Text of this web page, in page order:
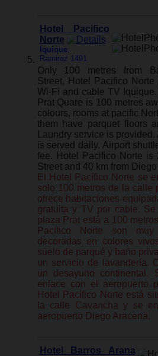
Hotel Pacifico
Norte
Iquique:
Ramirez 1491
Only 100 metres from
Street, Hotel Pacifico
Wi-Fi and cable TV
Prat Quare is 100 metres
colours, rooms at pacific
them have parquet floors
Laundry service is
is served daily. Airport
fee. Hotel Pacifico Norte is
Street and 40 km from
El Hotel Pacífico Norte se
solo 100 metros de la calle
ofrece habitaciones
gratuita y TV por cable.
plaza Prat está a 100
Pacífico Norte son
decoradas en colores
suelo de parqué y baño
un servicio de lavandería.
un desayuno continental.
enlace con el aeropuerto
Hotel Pacífico Norte está
la calle Cavancha y se
aeropuerto Diego Aracena.
Hotel Barros Arana